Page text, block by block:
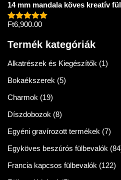
14 mm mandala köves kreatív
Értékelés:
Ft6,900.00
Termék kategóriák
Alkatrészek és Kiegészítők (1)
Bokaékszerek (5)
Charmok (19)
Díszdobozok (8)
Egyéni gravírozott termékek (7)
Egyköves beszúrós fülbevalók
Francia kapcsos fülbevalók (122)